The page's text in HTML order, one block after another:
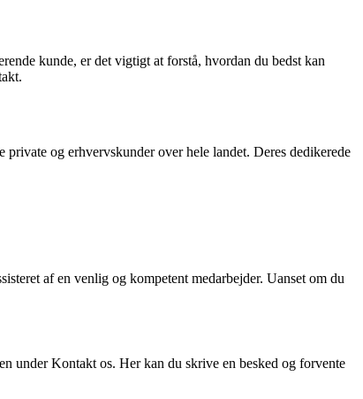
kunde, er det vigtigt at forstå, hvordan du bedst kan
og erhvervskunder over hele landet. Deres dedikerede
af en venlig og kompetent medarbejder. Uanset om du
under Kontakt os. Her kan du skrive en besked og forvente